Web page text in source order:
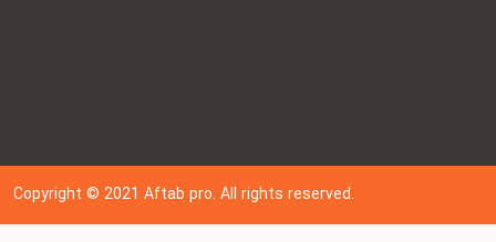
Copyright © 202 1Aftab pro. All rights reserved.